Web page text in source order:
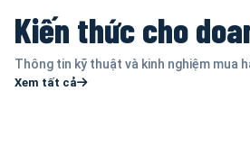
Kiến thức cho
Thông tin kỹ thuật và kinh nghiệm mua
Xem tất cả